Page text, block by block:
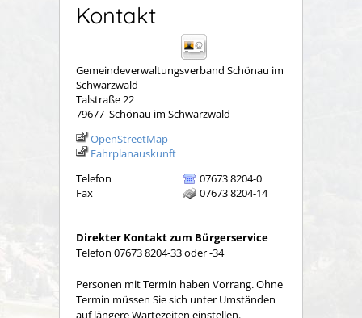
Kontakt
Gemeindeverwaltungsverband Schönau im
Schwarzwald
Talstraße 22
79677 Schönau im Schwarzwald
OpenStreetMap
Fahrplanauskunft
Telefon
07673 8204-0
Fax
07673 8204-14
Direkter Kontakt zum Bürgerservice
Telefon 07673 8204-33 oder -34
Personen mit Termin haben Vorrang. Ohne
Termin müssen Sie sich unter Umständen
auf längere Wartezeiten einstellen.